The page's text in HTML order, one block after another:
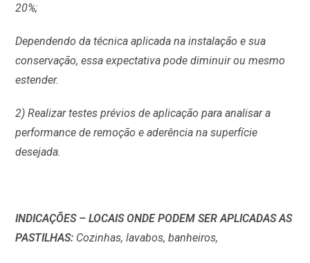
20%;
Dependendo da técnica aplicada na instalação e sua
conservação, essa expectativa pode diminuir ou mesmo
estender.
2) Realizar testes prévios de aplicação para analisar a
performance de remoção e aderência na superfície
desejada.
INDICAÇÕES – LOCAIS ONDE PODEM SER APLICADAS AS
PASTILHAS: Cozinhas, lavabos, banheiros,